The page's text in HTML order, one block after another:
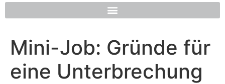
Mini-Job: Gründe für
eine Unterbrechung